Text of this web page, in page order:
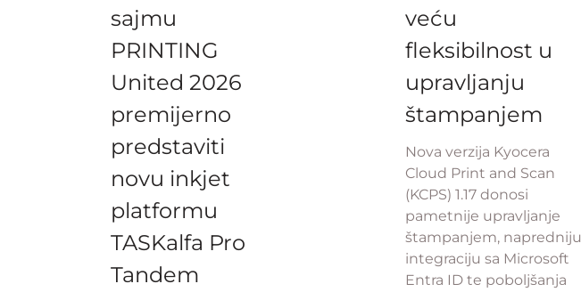
sajmu
PRINTING
United 2026
premijerno
predstaviti
novu inkjet
platformu
TASKalfa Pro
Tandem
veću
fleksibilnost u
upravljanju
štampanjem
Nova verzija Kyocera
Cloud Print and Scan
(KCPS) 1.17 donosi
pametnije upravljanje
štampanjem, napredniju
integraciju sa Microsoft
Entra ID te poboljšanja